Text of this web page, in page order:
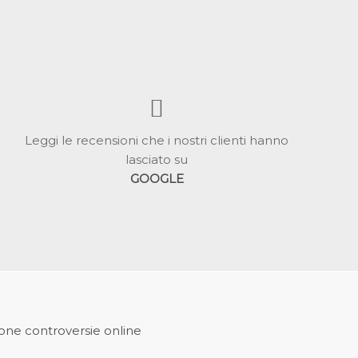
Leggi le recensioni che i nostri clienti hanno
lasciato su
GOOGLE
controversie online